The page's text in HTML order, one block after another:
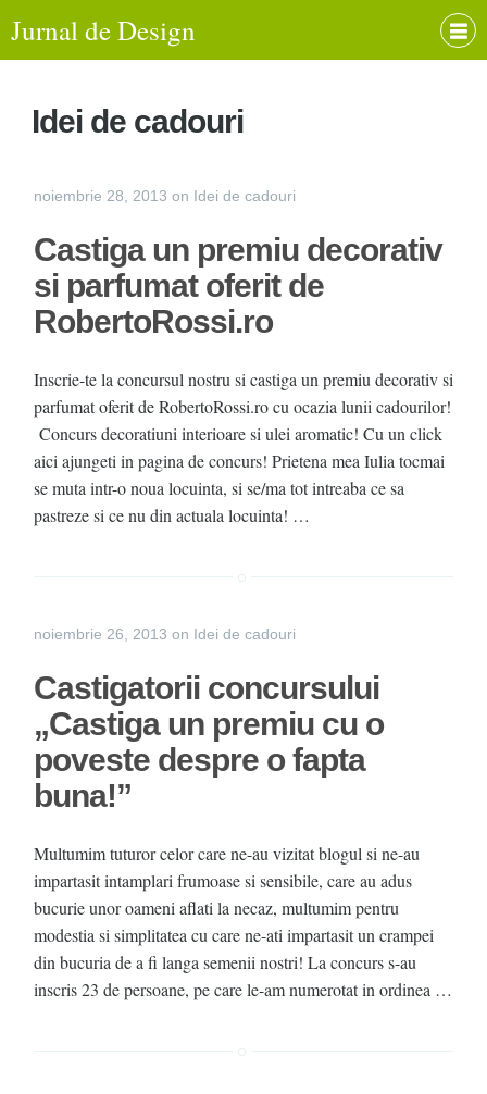
Jurnal de Design
Idei de cadouri
noiembrie 28, 2013 on Idei de cadouri
Castiga un premiu decorativ
si parfumat oferit de
RobertoRossi.ro
Inscrie-te la concursul nostru si castiga un premiu decorativ si
parfumat oferit de RobertoRossi.ro cu ocazia lunii cadourilor!
Concurs decoratiuni interioare si ulei aromatic! Cu un click
aici ajungeti in pagina de concurs! Prietena mea Iulia tocmai
se muta intr-o noua locuinta, si se/ma tot intreaba ce sa
pastreze si ce nu din actuala locuinta! …
noiembrie 26, 2013 on Idei de cadouri
Castigatorii concursului
„Castiga un premiu cu o
poveste despre o fapta
buna!”
Multumim tuturor celor care ne-au vizitat blogul si ne-au
impartasit intamplari frumoase si sensibile, care au adus
bucurie unor oameni aflati la necaz, multumim pentru
modestia si simplitatea cu care ne-ati impartasit un crampei
din bucuria de a fi langa semenii nostri! La concurs s-au
inscris 23 de persoane, pe care le-am numerotat in ordinea …